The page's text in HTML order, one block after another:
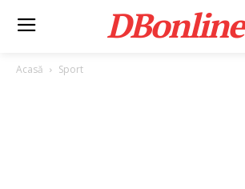
DBonline
Acasă Sport